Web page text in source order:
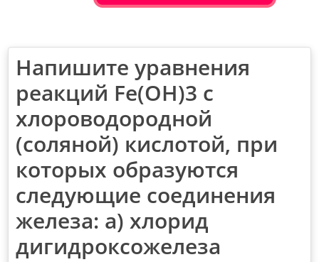
Напишите уравнения
реакций Fе(ОН)3 с
хлороводородной
(соляной) кислотой, при
которых образуются
следующие соединения
железа: а) хлорид
дигидроксожелеза